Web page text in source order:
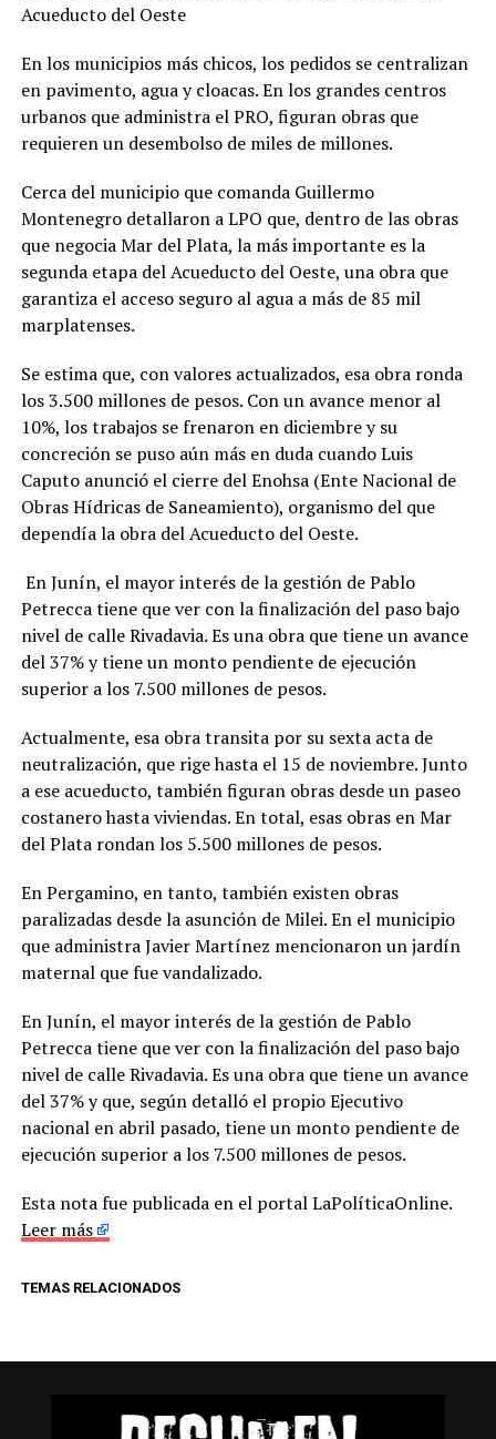
Acueducto del Oeste
En los municipios más chicos, los pedidos se centralizan
en pavimento, agua y cloacas. En los grandes centros
urbanos que administra el PRO, figuran obras que
requieren un desembolso de miles de millones.
Cerca del municipio que comanda Guillermo
Montenegro detallaron a LPO que, dentro de las obras
que negocia Mar del Plata, la más importante es la
segunda etapa del Acueducto del Oeste, una obra que
garantiza el acceso seguro al agua a más de 85 mil
marplatenses.
Se estima que, con valores actualizados, esa obra ronda
los 3.500 millones de pesos. Con un avance menor al
10%, los trabajos se frenaron en diciembre y su
concreción se puso aún más en duda cuando Luis
Caputo anunció el cierre del Enohsa (Ente Nacional de
Obras Hídricas de Saneamiento), organismo del que
dependía la obra del Acueducto del Oeste.
En Junín, el mayor interés de la gestión de Pablo
Petrecca tiene que ver con la finalización del paso bajo
nivel de calle Rivadavia. Es una obra que tiene un avance
del 37% y tiene un monto pendiente de ejecución
superior a los 7.500 millones de pesos.
Actualmente, esa obra transita por su sexta acta de
neutralización, que rige hasta el 15 de noviembre. Junto
a ese acueducto, también figuran obras desde un paseo
costanero hasta viviendas. En total, esas obras en Mar
del Plata rondan los 5.500 millones de pesos.
En Pergamino, en tanto, también existen obras
paralizadas desde la asunción de Milei. En el municipio
que administra Javier Martínez mencionaron un jardín
maternal que fue vandalizado.
En Junín, el mayor interés de la gestión de Pablo
Petrecca tiene que ver con la finalización del paso bajo
nivel de calle Rivadavia. Es una obra que tiene un avance
del 37% y que, según detalló el propio Ejecutivo
nacional en abril pasado, tiene un monto pendiente de
ejecución superior a los 7.500 millones de pesos.
Esta nota fue publicada en el portal LaPolíticaOnline.
Leer más
TEMAS RELACIONADOS